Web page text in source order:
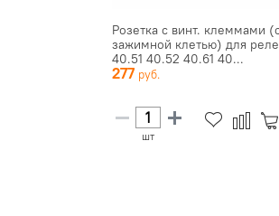
Розетка с винт. клеммами
зажимной клетью) для реле
40.51 40.52 40.61 40...
277
шт